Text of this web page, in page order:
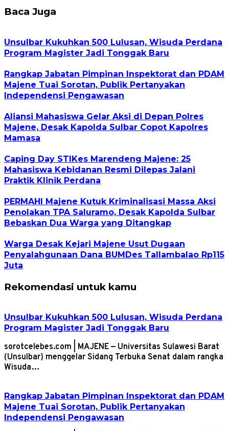
Baca Juga
Unsulbar Kukuhkan 500 Lulusan, Wisuda Perdana
Program Magister Jadi Tonggak Baru
Rangkap Jabatan Pimpinan Inspektorat dan PDAM
Majene Tuai Sorotan, Publik Pertanyakan
Independensi Pengawasan
Aliansi Mahasiswa Gelar Aksi di Depan Polres
Majene, Desak Kapolda Sulbar Copot Kapolres
Mamasa
Caping Day STIKes Marendeng Majene: 25
Mahasiswa Kebidanan Resmi Dilepas Jalani
Praktik Klinik Perdana
PERMAHI Majene Kutuk Kriminalisasi Massa Aksi
Penolakan TPA Saluramo, Desak Kapolda Sulbar
Bebaskan Dua Warga yang Ditangkap
Warga Desak Kejari Majene Usut Dugaan
Penyalahgunaan Dana BUMDes Tallambalao Rp115
Juta
Rekomendasi untuk kamu
Unsulbar Kukuhkan 500 Lulusan, Wisuda Perdana
Program Magister Jadi Tonggak Baru
sorotcelebes.com | MAJENE — Universitas Sulawesi Barat
(Unsulbar) menggelar Sidang Terbuka Senat dalam rangka
Wisuda…
Rangkap Jabatan Pimpinan Inspektorat dan PDAM
Majene Tuai Sorotan, Publik Pertanyakan
Independensi Pengawasan